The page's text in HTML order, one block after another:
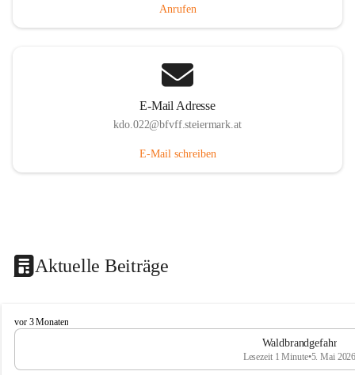
Anrufen
E-Mail Adresse
kdo.022@bfvff.steiermark.at
E-Mail schreiben
Aktuelle Beiträge
F
r
i
vor 3 Monaten
Waldbrandgefahr
Lesezeit 1 Minute•5. Mai